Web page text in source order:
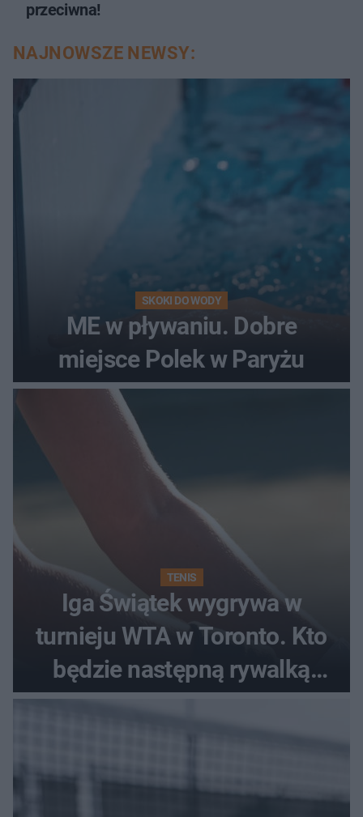
przeciwna!
NAJNOWSZE NEWSY:
SKOKI DO WODY
ME w pływaniu. Dobre
miejsce Polek w Paryżu
TENIS
Iga Świątek wygrywa w
turnieju WTA w Toronto. Kto
będzie następną rywalką